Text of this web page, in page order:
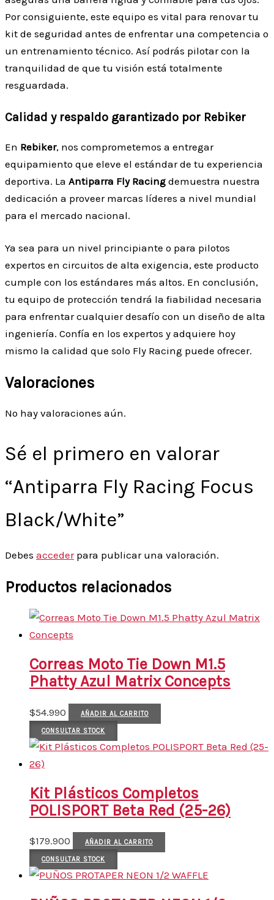
Por consiguiente, este equipo es vital para renovar tu
kit de seguridad antes de enfrentar una competencia o
un entrenamiento técnico. Así podrás pilotar con la
tranquilidad de que tu visión está totalmente
resguardada.
Calidad y respaldo garantizado por Rebiker
En Rebiker, nos comprometemos a entregar
equipamiento que eleve el estándar de tu experiencia
deportiva. La Antiparra Fly Racing demuestra nuestra
dedicación a proveer marcas líderes a nivel mundial
para el mercado nacional.
Ya sea para un nivel principiante o para pilotos
expertos en circuitos de alta exigencia, este producto
cumple con los estándares más altos. En conclusión,
tu equipo de protección tendrá la fiabilidad necesaria
para enfrentar cualquier desafío con un diseño de alta
ingeniería. Confía en los expertos y adquiere hoy
mismo la calidad que solo Fly Racing puede ofrecer.
Valoraciones
No hay valoraciones aún.
Sé el primero en valorar
“Antiparra Fly Racing Focus
Black/White”
Debes accederpara publicar una valoración.
Productos relacionados
Correas Moto Tie Down M1.5
Phatty Azul Matrix Concepts
$54.990 AÑADIR AL CARRITO
CONSULTAR STOCK
Kit Plásticos Completos
POLISPORT Beta Red (25-26)
$179.900 AÑADIR AL CARRITO
CONSULTAR STOCK